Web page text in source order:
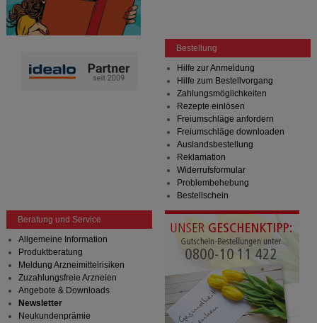
Bestellung
Hilfe zur Anmeldung
Hilfe zum Bestellvorgang
Zahlungsmöglichkeiten
Rezepte einlösen
Freiumschläge anfordern
Freiumschläge downloaden
Auslandsbestellung
Reklamation
Widerrufsformular
Problembehebung
Bestellschein
Beratung und Service
Allgemeine Information
Produktberatung
Meldung Arzneimittelrisiken
Zuzahlungsfreie Arzneien
Angebote & Downloads
Newsletter
Neukundenprämie